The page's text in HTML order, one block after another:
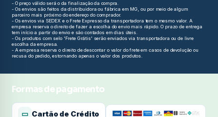
- O preço válido será o da finalização da compra.
- Os envios são feitos da distribuidora ou fábrica em MG, ou por meio de algum
parceiro mais próximo do endereço do comprador.
- Os envios via SEDEX e o Frete Expresso da transportadora tem o mesmo valor. A
empresa reserva o direito de fazer a escolha do envio mais rápido. O prazo de entrega
tem início a partir do envio e são contados em dias úteis.
- Os produtos com selo 'Frete Grátis' serão enviados via transportadora ou de livre
escolha da empresa.
- A empresa reserva o direito de descontar o valor do frete em casos de devolução ou
recusa do pedido, estornando apenas o valor dos produtos.
Formas de pagamento
▭ Cartão de Crédito